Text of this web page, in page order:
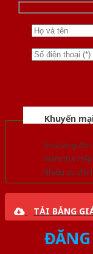
Khuyến
Quà tặng đồ
Giảm trực
Nhiều ưu đãi
TẢI BẢNG